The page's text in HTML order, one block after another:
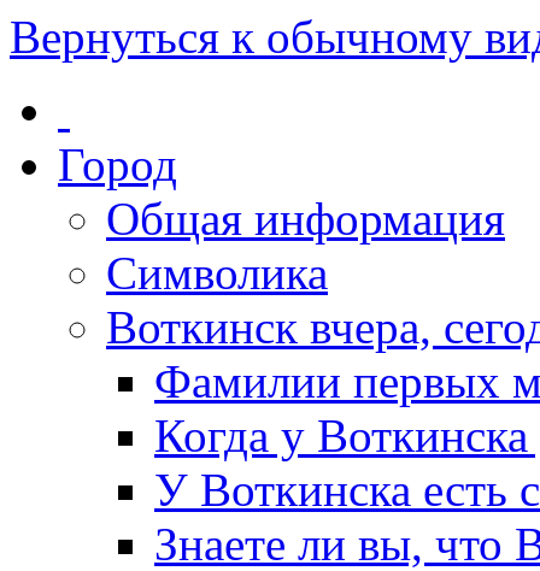
Вернуться к обычному
Город
Общая информация
Символика
Воткинск вчера,
Фамилии первых
Когда у
У Воткинска есть
Знаете ли вы, что